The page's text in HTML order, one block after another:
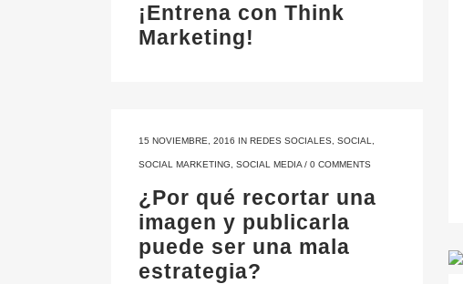
¡Entrena con Think
Marketing!
15 NOVIEMBRE, 2016 IN REDES SOCIALES SOCIAL
SOCIAL MARKETING SOCIAL MEDIA / 0 COMMENTS
¿Por qué recortar una
imagen y publicarla
puede ser una mala
estrategia?